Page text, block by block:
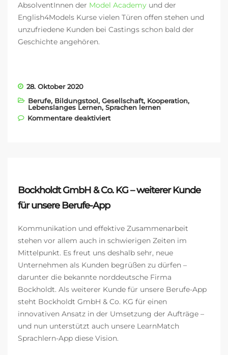
AbsolventInnen der Model Academy und der
English4Models Kurse vielen Türen offen stehen und
unzufriedene Kunden bei Castings schon bald der
Geschichte angehören.
28. Oktober 2020
Berufe, Bildungstool, Gesellschaft, Kooperation,
Lebenslanges Lernen, Sprachen lernen
Kommentare deaktiviertfür Models erobern gemeinsam
Bockholdt GmbH & Co. KG – weiterer Kunde
für unsere Berufe-App
Kommunikation und effektive Zusammenarbeit
stehen vor allem auch in schwierigen Zeiten im
Mittelpunkt. Es freut uns deshalb sehr, neue
Unternehmen als Kunden begrüßen zu dürfen –
darunter die bekannte norddeutsche Firma
Bockholdt. Als weiterer Kunde für unsere Berufe-App
steht Bockholdt GmbH & Co. KG für einen
innovativen Ansatz in der Umsetzung der Aufträge –
und nun unterstützt auch unsere LearnMatch
Sprachlern-App diese Vision.